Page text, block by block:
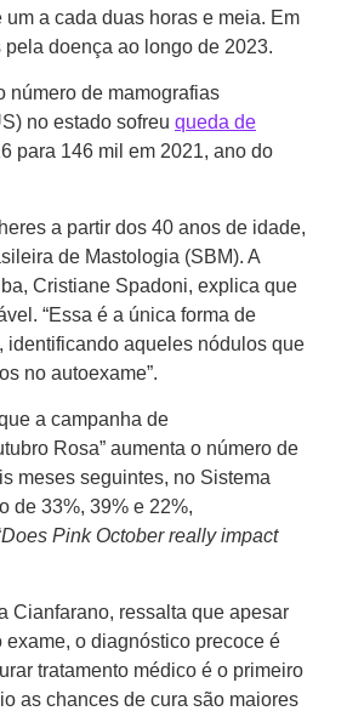
a cada duas horas e meia. Em
doença ao longo de 2023.
número de mamografias
no estado sofreu queda de
para 146 mil em 2021, ano do
a partir dos 40 anos de idade,
de Mastologia (SBM). A
Cristiane Spadoni, explica que
“Essa é a única forma de
identificando aqueles nódulos que
no autoexame”.
a campanha de
Rosa” aumenta o número de
meses seguintes, no Sistema
de 33%, 39% e 22%,
Does Pink October really impact
Cianfarano, ressalta que apesar
o diagnóstico precoce é
tratamento médico é o primeiro
as chances de cura são maiores